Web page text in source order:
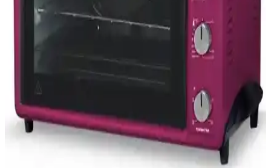
İnova ve Tanq mini fırınların kapasite, malzeme, pişirme özellikleri
ve kullanıcı yorumlarıyla detaylı karşılaştırması, performans ve
kullanım kolaylığı açısından değerlendirme sunar.
Arzum AR2034 Cookart ve Arçelik Mini Fırın
Karşılaştırması: Özellikler ve Kullanıcı Yorumları
İki farklı fırın modelini detaylı karşılaştırıyoruz. Arzum AR2034
geniş hacmi ve şık tasarımıyla öne çıkarken, Arçelik kompakt
yapısıyla pratiklik sunuyor. Her iki ürünün özellikleri ve kullanıcı
memnuniyetleri inceleniyor.
Ferre 45630 45 Litre Turbo Mini Fırın İncelemesi:
Tasarım ve Fonksiyonellik Değerlendirmesi